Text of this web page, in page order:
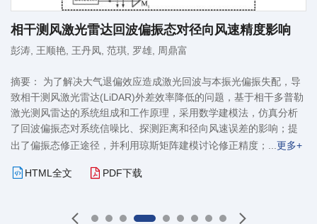
相干测风激光雷达回波偏振态对径向风速精度影响
彭涛, 王顺艳, 王丹凤, 范琪, 罗雄, 周鼎富
摘要： 为了解决大气退偏效应造成激光回波与本振光偏振失配，导
致相干测风激光雷达(LiDAR)外差效率降低的问题，基于相干多普勒
激光测风雷达的系统组成和工作原理，采用数学建模法，仿真分析
了回波偏振态对系统信噪比、探测距离和径向风速误差的影响；提
出了偏振态修正途径，并利用琼斯矩阵建模讨论修正精度；
更多+
HTML全文 PDF下载